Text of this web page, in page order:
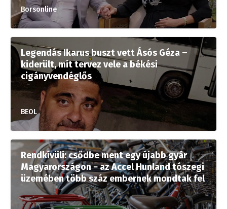
Borsonline
Legendás Ikarus buszt vett Ásós Géza –
kiderült, mit tervez vele a békési
cigányvendéglős
BEOL
Rendkívüli: csődbe ment egy újabb gyár
Magyarországon − az Accel Hunland tószegi
üzemében több száz embernek mondtak fel